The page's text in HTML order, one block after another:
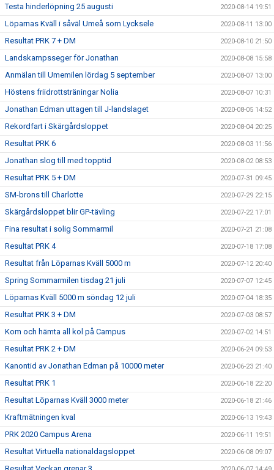
Testa hinderlöpning 25 augusti 2020-08-14 19:51
Löparnas Kväll i såväl Umeå som Lycksele 2020-08-11 13:00
Resultat PRK 7 + DM 2020-08-10 21:50
Landskampsseger för Jonathan 2020-08-08 15:58
Anmälan till Umemilen lördag 5 september 2020-08-07 13:00
Höstens friidrottsträningar Nolia 2020-08-07 10:31
Jonathan Edman uttagen till J-landslaget 2020-08-05 14:52
Rekordfart i Skärgårdsloppet 2020-08-04 20:25
Resultat PRK 6 2020-08-03 11:56
Jonathan slog till med topptid 2020-08-02 08:53
Resultat PRK 5 + DM 2020-07-31 09:45
SM-brons till Charlotte 2020-07-29 22:15
Skärgårdsloppet blir GP-tävling 2020-07-22 17:01
Fina resultat i solig Sommarmil 2020-07-21 21:08
Resultat PRK 4 2020-07-18 17:08
Resultat från Löparnas Kväll 5000 m 2020-07-12 20:40
Spring Sommarmilen tisdag 21 juli 2020-07-07 12:45
Löparnas Kväll 5000 m söndag 12 juli 2020-07-04 18:35
Resultat PRK 3 + DM 2020-07-03 08:57
Kom och hämta all kol på Campus 2020-07-02 14:51
Resultat PRK 2 + DM 2020-06-24 09:53
Kanontid av Jonathan Edman på 10000 meter 2020-06-23 21:40
Resultat PRK 1 2020-06-18 22:20
Resultat Löparnas Kväll 3000 meter 2020-06-18 21:46
Kraftmätningen kval 2020-06-13 19:43
PRK 2020 Campus Arena 2020-06-11 19:51
Resultat Virtuella nationaldagsloppet 2020-06-08 09:07